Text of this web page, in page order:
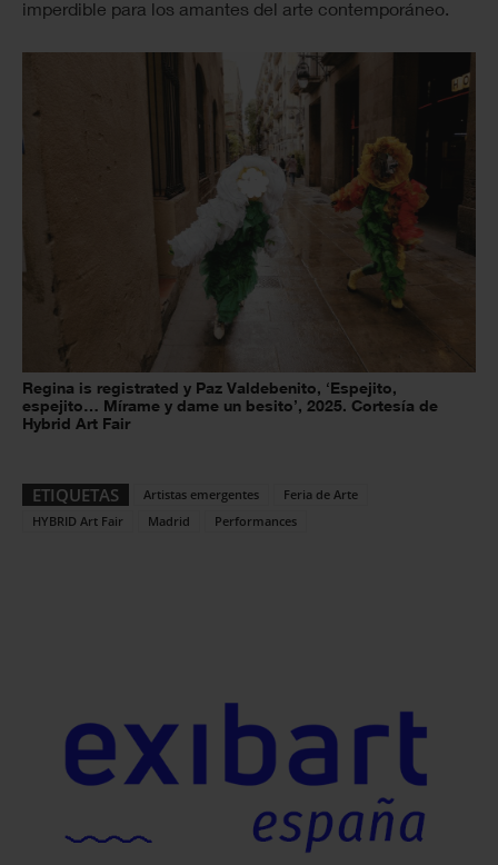
imperdible para los amantes del arte contemporáneo.
Regina is registrated y Paz Valdebenito, ‘Espejito,
espejito… Mírame y dame un besito’, 2025. Cortesía de
Hybrid Art Fair
ETIQUETAS Artistas emergentes
Feria de Arte
HYBRID Art Fair
Madrid Performances